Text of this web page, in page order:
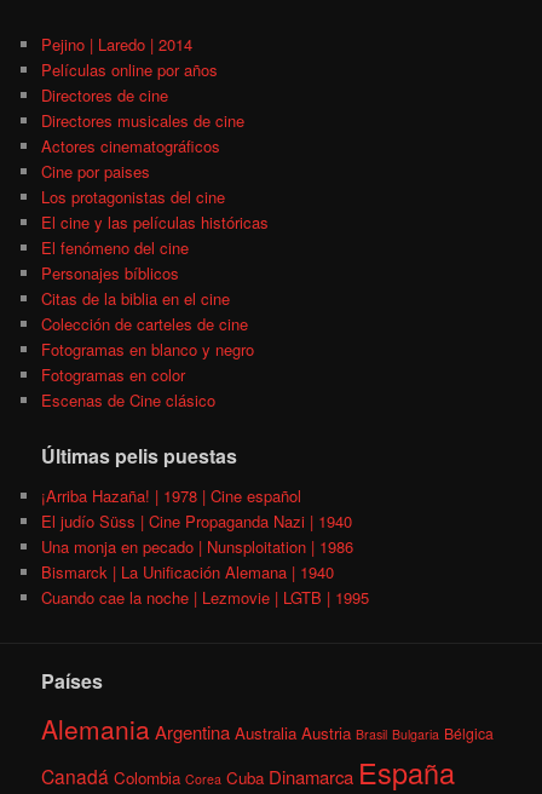
Pejino | Laredo | 2014
Películas online por años
Directores de cine
Directores musicales de cine
Actores cinematográficos
Cine por paises
Los protagonistas del cine
El cine y las películas históricas
El fenómeno del cine
Personajes bíblicos
Citas de la biblia en el cine
Colección de carteles de cine
Fotogramas en blanco y negro
Fotogramas en color
Escenas de Cine clásico
Últimas pelis puestas
¡Arriba Hazaña! | 1978 | Cine español
El judío Süss | Cine Propaganda Nazi | 1940
Una monja en pecado | Nunsploitation | 1986
Bismarck | La Unificación Alemana | 1940
Cuando cae la noche | Lezmovie | LGTB | 1995
Países
AlemaniaArgentina Australia Austria Brasil Bulgaria Bélgica
Canadá Colombia Corea Cuba Dinamarca España